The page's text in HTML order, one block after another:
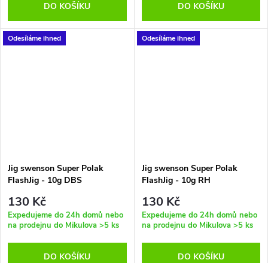
DO KOŠÍKU DO KOŠÍKU
Odesíláme ihned
Jig swenson Super Polak
FlashJig - 10g DBS
130 Kč
Expedujeme do 24h domů nebo
na prodejnu do Mikulova >5 ks
DO KOŠÍKU
Odesíláme ihned
Jig swenson Super Polak
FlashJig - 10g RH
130 Kč
Expedujeme do 24h domů nebo
na prodejnu do Mikulova >5 ks
DO KOŠÍKU